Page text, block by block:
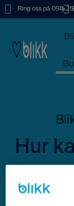
Ring oss på 0911-
Hur